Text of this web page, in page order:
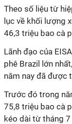
Theo số liệu từ
lục về khối lượng
46,3 triệu bao cà
Lãnh đạo của
phê Brazil lớn
năm nay đã được
Trước đó trong
75,8 triệu bao cà
kéo dài từ tháng